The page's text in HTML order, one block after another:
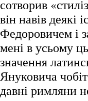
сотворив
він навів деякі
Федоровичем і
мені в усьому
значення
Януковича
давні римляни